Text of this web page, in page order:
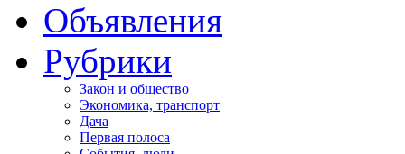
Объявления
Рубрики
Закон и общество
Экономика, транспорт
Дача
Первая полоса